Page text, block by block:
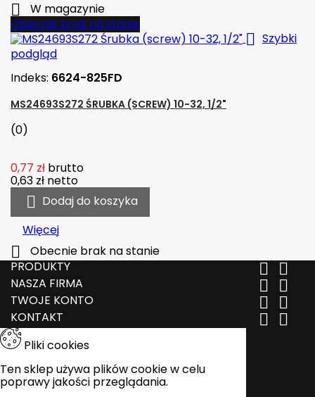

W magazynie
Obecnie brak na stanie
 Szybki
podgląd
Indeks: 6624-825FD
MS24693S272 ŚRUBKA (SCREW) 10-32, 1/2"
(0)
0,77 zł brutto
0,63 zł netto
 Dodaj do koszyka
Więcej

Obecnie brak na stanie
PRODUKTY
 
NASZA FIRMA  
TWOJE KONTO  
KONTAKT  
Pliki cookies
Ten sklep używa plików cookie w celu
poprawy jakości przeglądania.